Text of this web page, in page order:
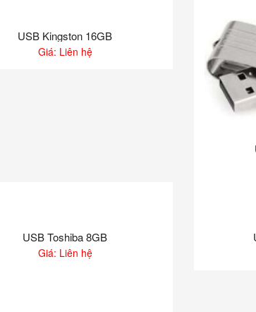
USB Kingston 16GB
Giá: Liên hệ
USB Toshiba 8GB
Giá: Liên hệ